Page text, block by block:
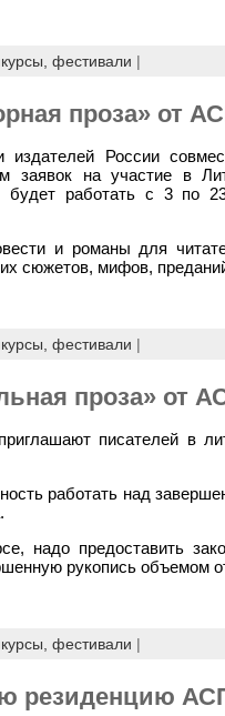
фестивали |
проза» от
издателей России
заявок на участие в
будет работать с 3 по
и романы для
сюжетов, мифов,
фестивали |
проза» от
писателей в
работать над
надо предоставить
рукопись объемом
фестивали |
резиденцию